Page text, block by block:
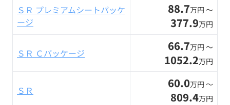
ＳＲ プレミアムシートパッケ
ージ
88.7万円 〜
377.9万円
ＳＲ Ｃパッケージ 66.7万円 〜
1052.2万円
ＳＲ 60.0万円 〜
809.4万円